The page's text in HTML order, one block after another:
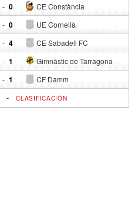
- CE Constància
0
- UE Cornellà
0
- CE Sabadell FC
4
- Gimnàstic de Tarragona
1
- CF Damm
1
-CLASIFICACIÓN